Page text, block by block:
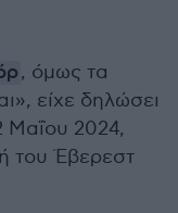
, όμως τα
είχε δηλώσει
Μαΐου 2024,
του Έβερεστ